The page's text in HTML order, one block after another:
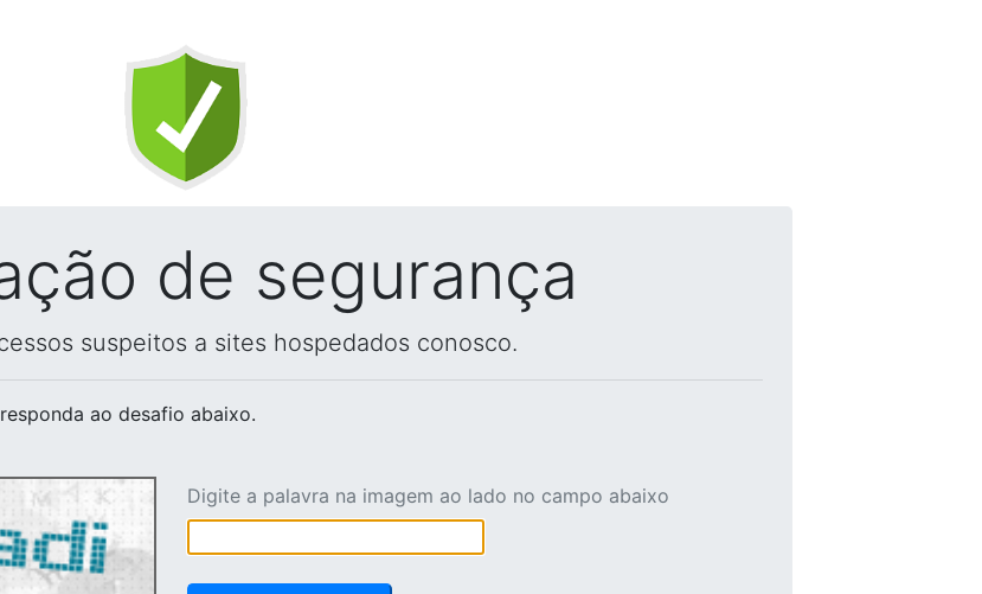
de segurança
suspeitos a sites hospedados conosco.
ao desafio abaixo.
Digite a palavra na imagem ao lado no campo abaixo